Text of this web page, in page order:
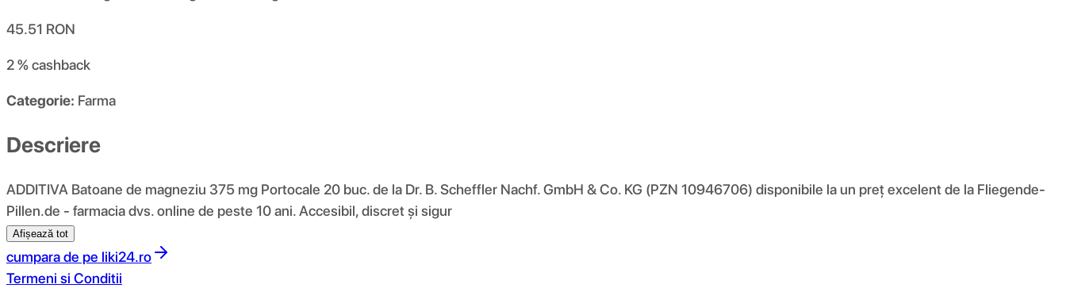
45.51 RON
2 %cashback
Categorie: Farma
Descriere
ADDITIVA Batoane de magneziu 375 mg Portocale 20 buc. de la Dr. B. Scheffler Nachf. GmbH & Co. KG (PZN 10946706) disponibile la un preț excelent de la Fliegende-
Pillen.de - farmacia dvs. online de peste 10 ani. Accesibil, discret și sigur
Afișează tot
cumpara de pe liki24.ro
Termeni si Conditii